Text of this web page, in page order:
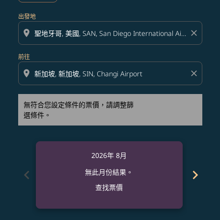
出發地
location_on close
前往
location_on close
無符合您設定條件的票價，請調整篩
選條件。
chevron_left
2026年 8月
無此月份結果。
查找票價
chevron_right